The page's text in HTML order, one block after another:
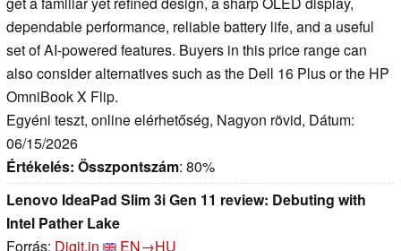
dependable performance, reliable battery life, and a useful
set of AI-powered features. Buyers in this price range can
also consider alternatives such as the Dell 16 Plus or the HP
OmniBook X Flip.
Egyéni teszt, online elérhetőség, Nagyon rövid, Dátum:
06/15/2026
Értékelés: Összpontszám: 80%
Lenovo IdeaPad Slim 3i Gen 11 review: Debuting with
Intel Pather Lake
Forrás: Digit.in
EN→HU